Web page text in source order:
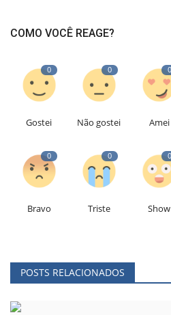
COMO VOCÊ REAGE?
0
Gostei
0
Não gostei
0
Amei
0
Bravo
0
Triste
0
Show
POSTS RELACIONADOS